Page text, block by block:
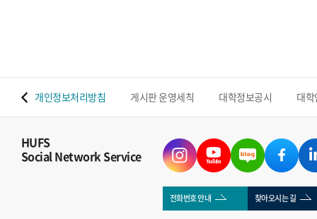
개인정보처리방침 게시판 운영세칙 대학정보공시 대
HUFS
Social Network Service
전화번호 안내 찾아오시는 길